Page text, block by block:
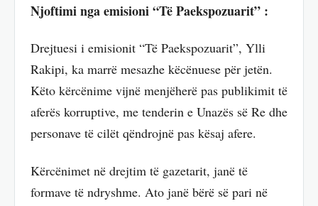
Njoftimi nga emisioni “Të Paekspozuarit” :
Drejtuesi i emisionit “Të Paekspozuarit”, Ylli
Rakipi, ka marrë mesazhe këcënuese për jetën.
Këto kërcënime vijnë menjëherë pas publikimit të
aferës korruptive, me tenderin e Unazës së Re dhe
personave të cilët qëndrojnë pas kësaj afere.
Kërcënimet në drejtim të gazetarit, janë të
formave të ndryshme. Ato janë bërë së pari në